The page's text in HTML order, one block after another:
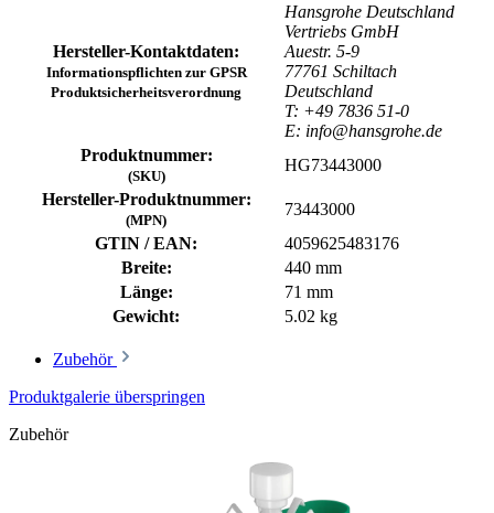
Hersteller-Kontaktdaten:
Informationspflichten zur GPSR
Produktsicherheitsverordnung
Hansgrohe Deutschland
Vertriebs GmbH
Auestr. 5-9
77761 Schiltach
Deutschland
T: +49 7836 51-0
E: info@hansgrohe.de
Produktnummer:
(SKU)
HG73443000
Hersteller-Produktnummer:
(MPN)
73443000
GTIN / EAN:
4059625483176
Breite:
440 mm
Länge:
71 mm
Gewicht:
5.02 kg
Zubehör
Produktgalerie überspringen
Zubehör